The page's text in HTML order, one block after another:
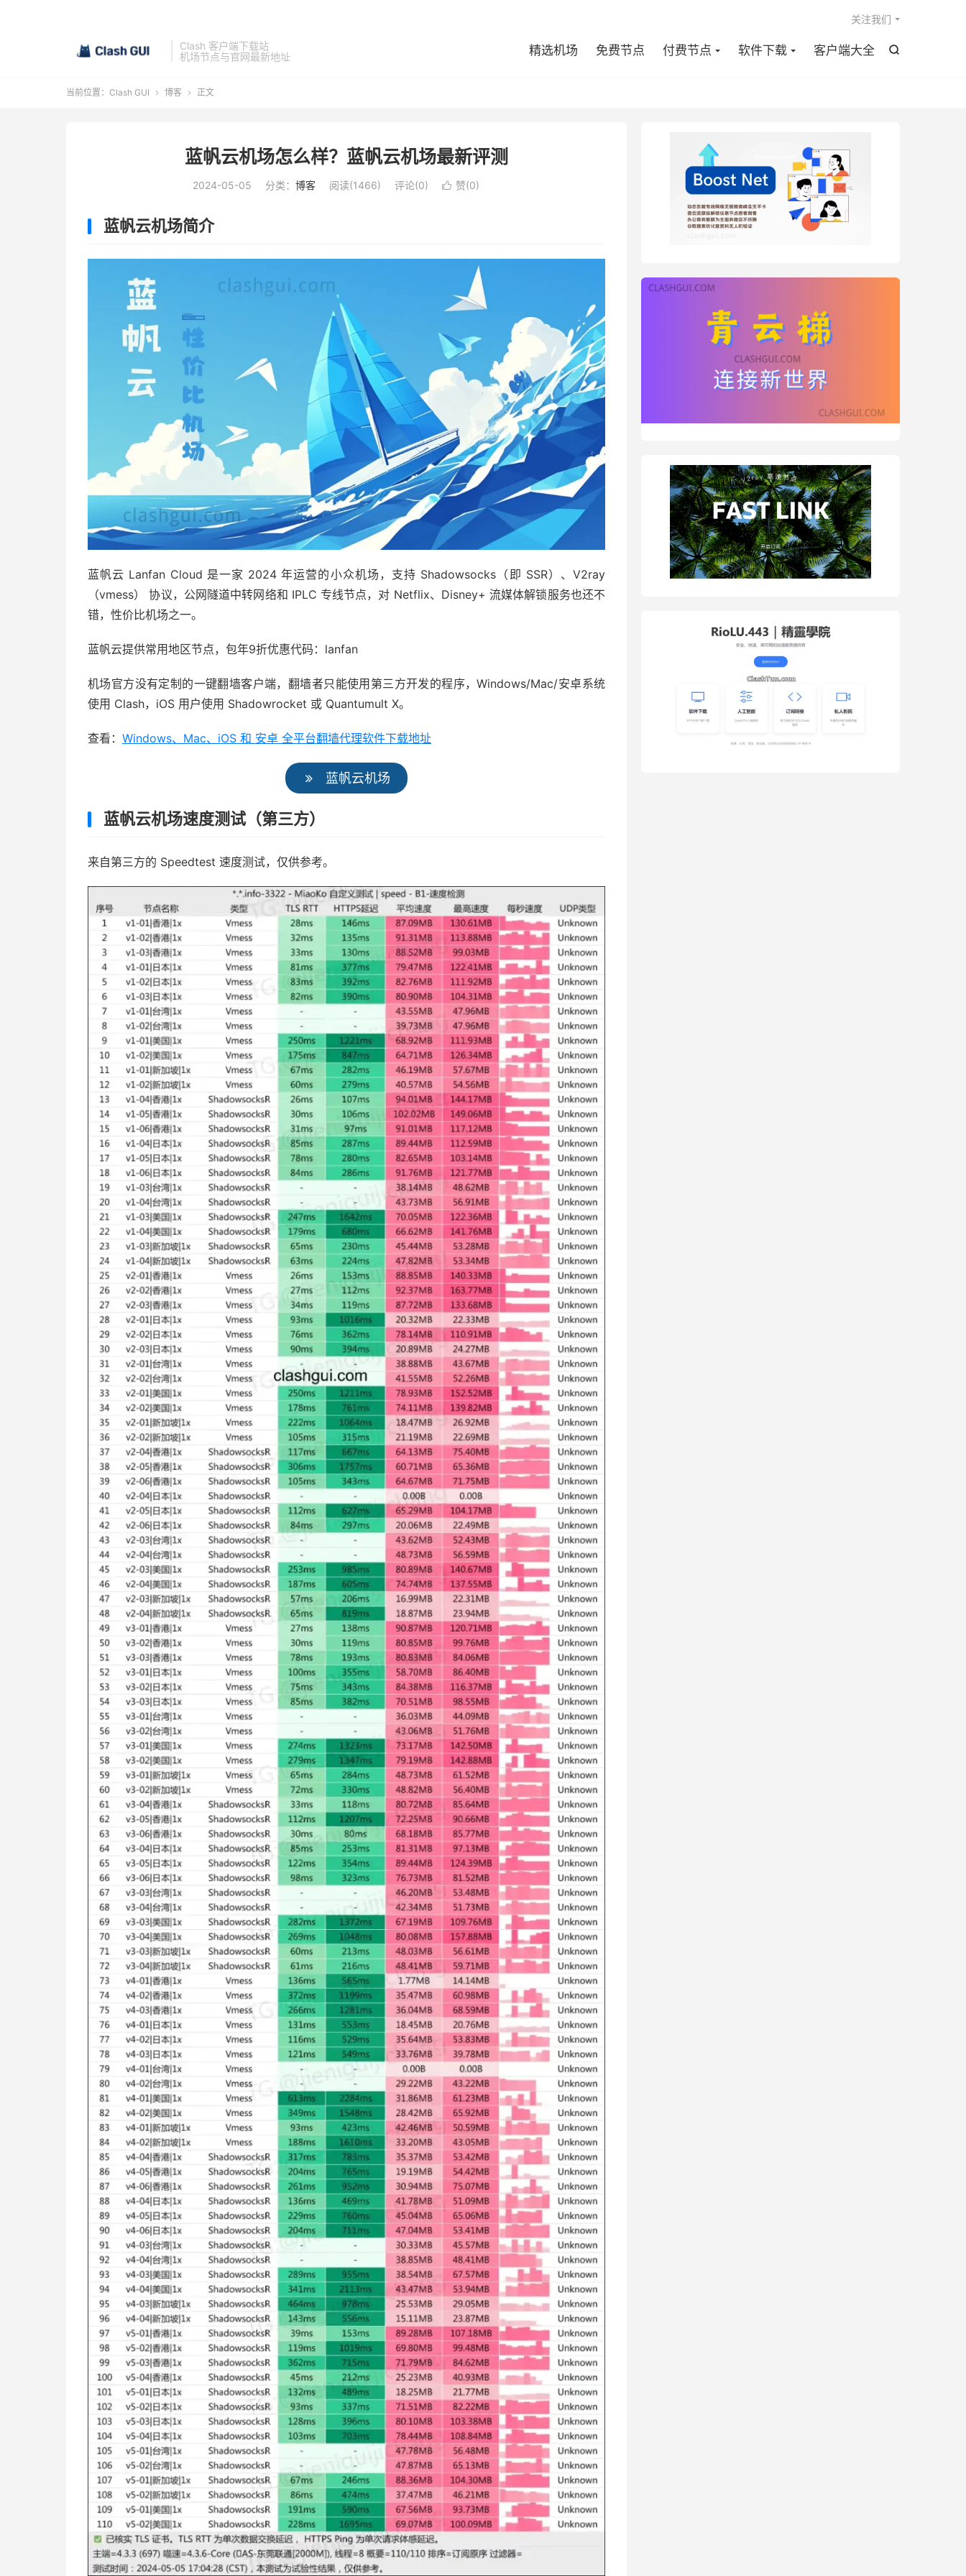
Clash 客户端下载站
机场节点与官网最新地址

精选机场 免费节点 付费节点 软件下载 客户端大全
关注我们
当前位置： Clash GUI  博客  正文
蓝帆云机场怎么样？蓝帆云机场最新评测
2024-05-05 分类： 博客 阅读(1466) 评论(0)  赞(0)
蓝帆云机场简介
蓝帆云 Lanfan Cloud 是一家 2024 年运营的小众机场，支持 Shadowsocks（即 SSR）、V2ray
（vmess） 协议，公网隧道中转网络和 IPLC 专线节点，对 Netflix、Disney+ 流媒体解锁服务也还不
错，性价比机场之一。
蓝帆云提供常用地区节点，包年9折优惠代码：lanfan
机场官方没有定制的一键翻墙客户端，翻墙者只能使用第三方开发的程序，Windows/Mac/安卓系统
使用 Clash，iOS 用户使用 Shadowrocket 或 Quantumult X。
查看： Windows、Mac、iOS 和 安卓 全平台翻墙代理软件下载地址
蓝帆云机场
蓝帆云机场速度测试（第三方）
来自第三方的 Speedtest 速度测试，仅供参考。